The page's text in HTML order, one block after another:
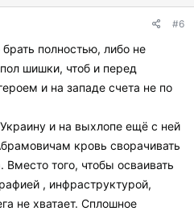
#6
полностью, либо не
шишки, чтоб и перед
и на западе счета не по
и на выхлопе ещё с ней
кровь сворачивать
Вместо того, чтобы осваивать
, инфраструктурой,
не хватает. Сплошное